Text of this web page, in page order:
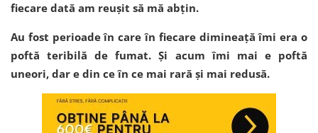
fiecare dată am reușit să mă abțin.
Au fost perioade în care în fiecare dimineață îmi era o
poftă teribilă de fumat. Și acum îmi mai e poftă
uneori, dar e din ce în ce mai rară și mai redusă.